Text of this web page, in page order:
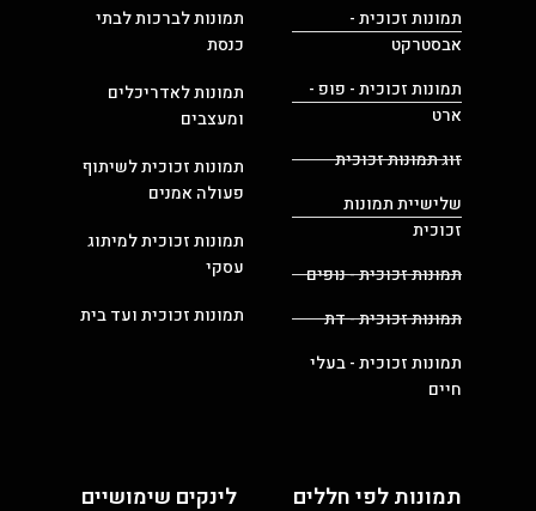
תמונות זכוכית -
אבסטרקט
תמונות זכוכית - פופ -
ארט
זוג תמונות זכוכית
שלישיית תמונות
זכוכית
תמונות זכוכית - נופים
תמונות זכוכית - דת
תמונות זכוכית - בעלי
חיים
תמונות לברכות לבתי
כנסת
תמונות לאדריכלים
ומעצבים
תמונות זכוכית לשיתוף
פעולה אמנים
תמונות זכוכית למיתוג
עסקי
תמונות זכוכית ועד בית
תמונות לפי חללים לינקים שימושיים